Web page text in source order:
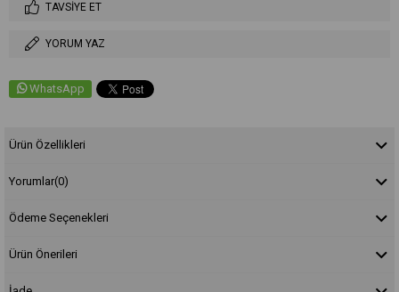
TAVSIYE ET
YORUM YAZ
WhatsApp
Ürün Özellikleri
Yorumlar(0)
Ödeme Seçenekleri
Ürün Önerileri